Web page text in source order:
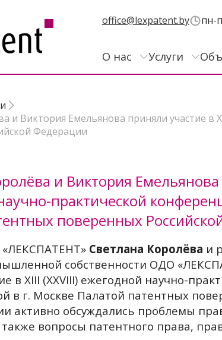
office@lexpatent.by пн-
О нас Услуги
и Виктория Емельянова приняли участие
Федерации
и Виктория
практической
поверенных
Светлана Королёва и
собственности ОДО
в XIII (XХVIII) ежегодной научно-
в г. Москве Палатой патентных
активно обсуждались проблемы
вопросы патентного права,